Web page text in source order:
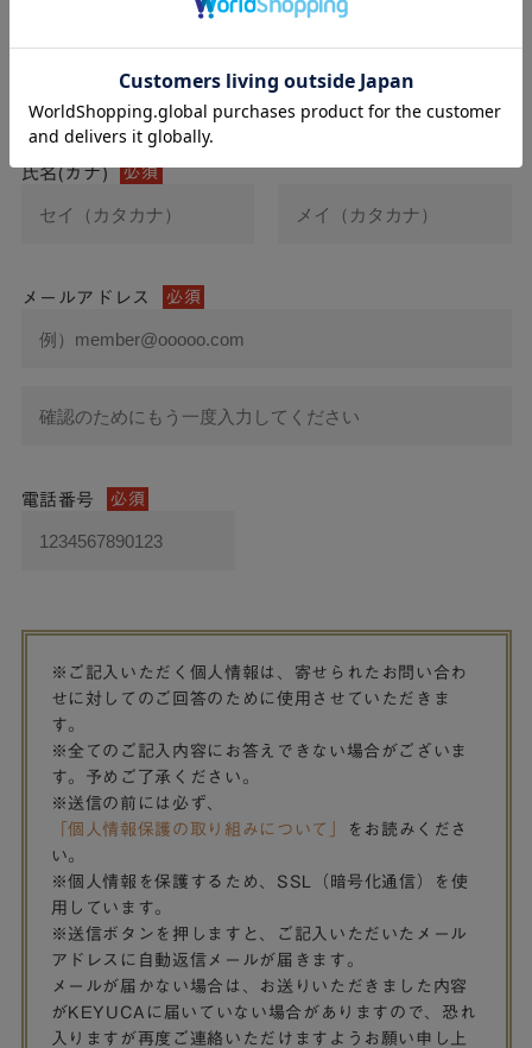
氏名 必須
氏名(カナ) 必須
メールアドレス 必須
電話番号 必須
※ご記入いただく個人情報は、寄せられたお問い合わ
せに対してのご回答のために使用させていただきま
す。
※全てのご記入内容にお答えできない場合がございま
す。予めご了承ください。
※送信の前には必ず、
「個人情報保護の取り組みについて」
をお読みくださ
い。
※個人情報を保護するため、SSL（暗号化通信）を使
用しています。
※送信ボタンを押しますと、ご記入いただいたメール
アドレスに自動返信メールが届きます。
メールが届かない場合は、お送りいただきました内容
がKEYUCAに届いていない場合がありますので、恐れ
入りますが再度ご連絡いただけますようお願い申し上